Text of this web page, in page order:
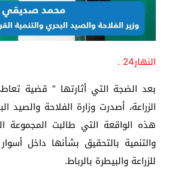
النهار24 .
بعد الضجة التي أثارتها “ قضية
الزراعة، أصدرت وزارة الفلاحة
هذه الواقعة التي طالبت المجموعة
والتنمية بالتحقيق بشأنها داخل
للزراعة والبيطرة بالرباط.